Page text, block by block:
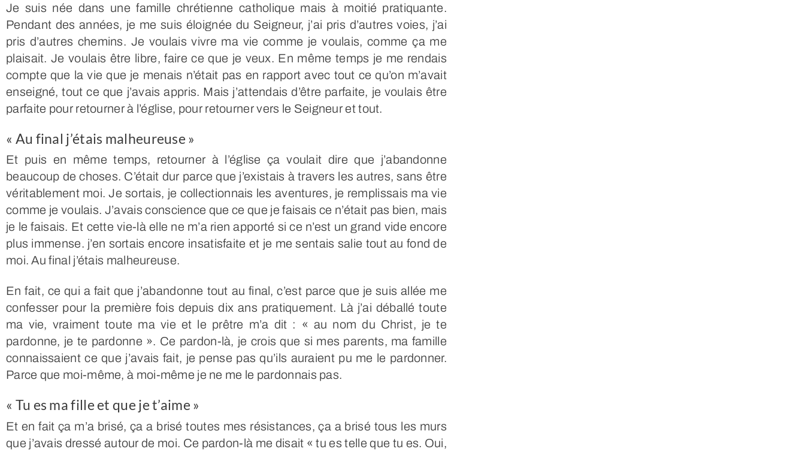
Je suis née dans une famille chrétienne catholique mais à moitié pratiquante.
Pendant des années, je me suis éloignée du Seigneur, j’ai pris d’autres voies, j’ai
pris d’autres chemins. Je voulais vivre ma vie comme je voulais, comme ça me
plaisait. Je voulais être libre, faire ce que je veux. En même temps je me rendais
compte que la vie que je menais n’était pas en rapport avec tout ce qu’on m’avait
enseigné, tout ce que j’avais appris. Mais j’attendais d’être parfaite, je voulais être
parfaite pour retourner à l’église, pour retourner vers le Seigneur et tout.
« Au final j’étais malheureuse »
Et puis en même temps, retourner à l’église ça voulait dire que j’abandonne
beaucoup de choses. C’était dur parce que j’existais à travers les autres, sans être
véritablement moi. Je sortais, je collectionnais les aventures, je remplissais ma vie
comme je voulais. J’avais conscience que ce que je faisais ce n’était pas bien, mais
je le faisais. Et cette vie-là elle ne m’a rien apporté si ce n’est un grand vide encore
plus immense. j’en sortais encore insatisfaite et je me sentais salie tout au fond de
moi. Au final j’étais malheureuse.
En fait, ce qui a fait que j’abandonne tout au final, c’est parce que je suis allée me
confesser pour la première fois depuis dix ans pratiquement. Là j’ai déballé toute
ma vie, vraiment toute ma vie et le prêtre m’a dit : « au nom du Christ, je te
pardonne, je te pardonne ». Ce pardon-là, je crois que si mes parents, ma famille
connaissaient ce que j’avais fait, je pense pas qu’ils auraient pu me le pardonner.
Parce que moi-même, à moi-même je ne me le pardonnais pas.
« Tu es ma fille et que je t’aime »
Et en fait ça m’a brisé, ça a brisé toutes mes résistances, ça a brisé tous les murs
que j’avais dressé autour de moi. Ce pardon-là me disait « tu es telle que tu es. Oui,